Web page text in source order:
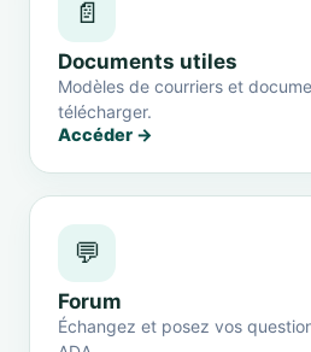
📄
Documents utiles
Modèles de courriers et
télécharger.
Accéder →
💬
Forum
Échangez et posez vos